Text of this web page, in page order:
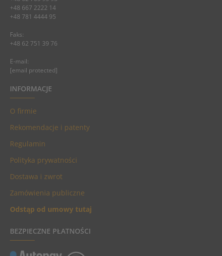
+48 667 2222 14
+48 781 4444 95
Faks:
+48 62 751 39 76
E-mail:
[email protected]
INFORMACJE
O firmie
Rekomendacje i patenty
Regulamin
Polityka prywatności
Dostawa i zwrot
Zamówienia publiczne
Odstąp od umowy tutaj
BEZPIECZNE PŁATNOŚCI